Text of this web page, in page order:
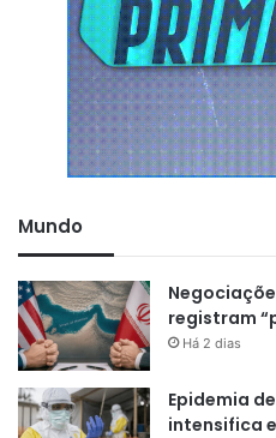
Coco ouro
Agave
Hibisco Colorido
Cassia Rosa
Jambeiro
Limão
Fruta-do-conde
Figueira
Flamboyanzinho
Mundo
registram
Há 2 dias
Epidemia
intensifica